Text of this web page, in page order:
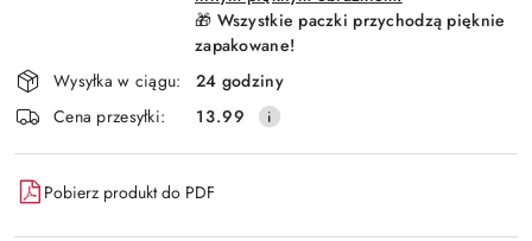
🎁 Wszystkie paczki przychodzą pięknie
zapakowane!
Wysyłka w ciągu:
24 godziny
Cena przesyłki:
13.99
Pobierz produkt do PDF